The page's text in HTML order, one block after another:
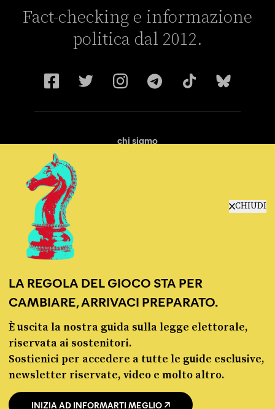
CHIUDI
LA REGOLA DEL GIOCO STA PER
CAMBIARE, ARRIVACI PREPARATO.
È uscita la nostra guida sulla legge elettorale,
riservata ai sostenitori.
Sostienici per accedere a tutte le guide esclusive,
newsletter riservate, video e molto altro.
INIZIA AD INFORMARTI MEGLIO
Fact-checking e informazione
politica dal 2012.
chi siamo
© Pagella Politica 2012 - 2026
Pagella Politica è una testata registrata presso il Tribunale di Milano, n. 55 del 8
marzo 2021. ISSN 2974-9387
Privacy policy Cookie policy